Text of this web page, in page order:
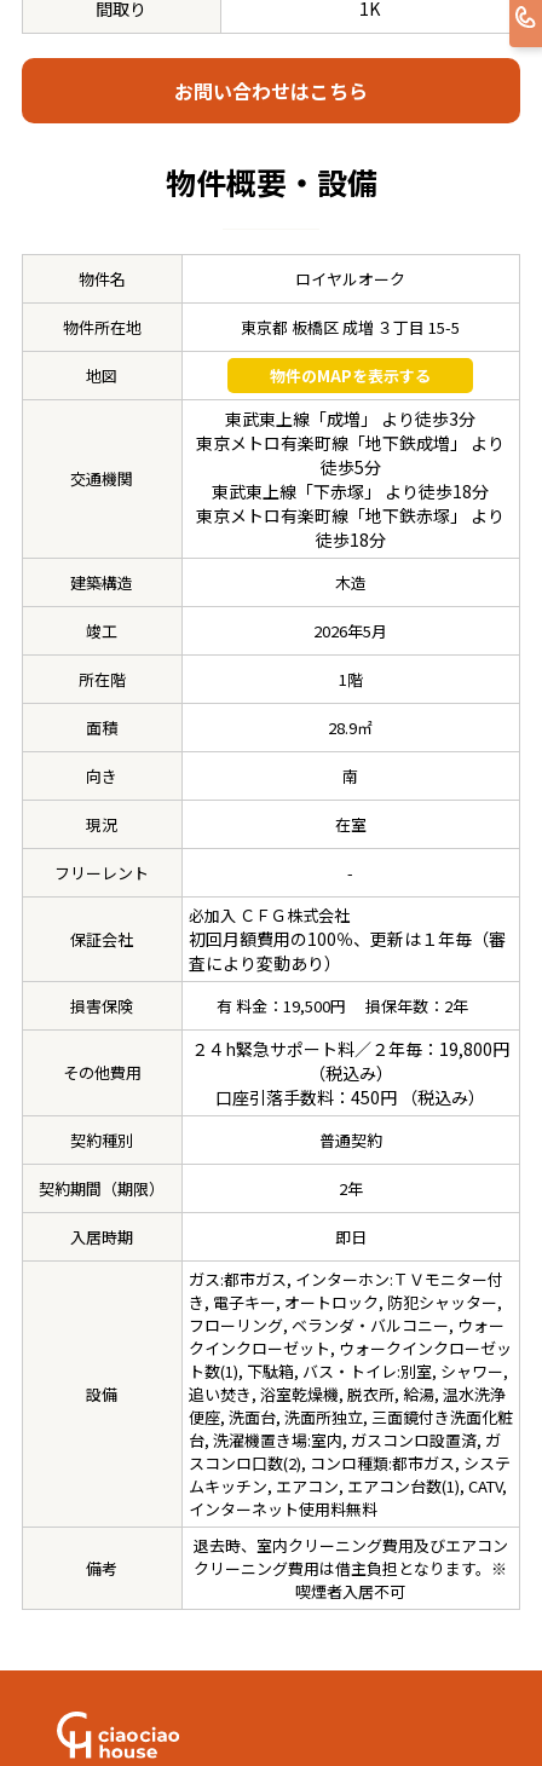
間取り 1K
お問い合わせはこちら
物件概要・設備
物件名 ロイヤルオーク
物件所在地 東京都 板橋区 成増 ３丁目 15-5
地図 物件のMAPを表示する
交通機関
東武東上線「成増」 より徒歩3分
東京メトロ有楽町線「地下鉄成増」 より
徒歩5分
東武東上線「下赤塚」 より徒歩18分
東京メトロ有楽町線「地下鉄赤塚」 より
徒歩18分
建築構造 木造
竣工 2026年5月
所在階 1階
面積 28.9㎡
向き 南
現況 在室
フリーレント -
保証会社
必加入 ＣＦＧ株式会社
初回月額費用の100％、更新は１年毎（審
査により変動あり）
損害保険 有 料金：19,500円 損保年数：2年
その他費用
２４h緊急サポート料／２年毎：19,800円
（税込み）
口座引落手数料：450円 （税込み）
契約種別 普通契約
契約期間（期限） 2年
入居時期 即日
設備
ガス:都市ガス, インターホン:ＴＶモニター付
き, 電子キー, オートロック, 防犯シャッター,
フローリング, ベランダ・バルコニー, ウォー
クインクローゼット, ウォークインクローゼッ
ト数(1), 下駄箱, バス・トイレ:別室, シャワー,
追い焚き, 浴室乾燥機, 脱衣所, 給湯, 温水洗浄
便座, 洗面台, 洗面所独立, 三面鏡付き洗面化粧
台, 洗濯機置き場:室内, ガスコンロ設置済, ガ
スコンロ口数(2), コンロ種類:都市ガス, システ
ムキッチン, エアコン, エアコン台数(1), CATV,
インターネット使用料無料
備考
退去時、室内クリーニング費用及びエアコン
クリーニング費用は借主負担となります。※
喫煙者入居不可